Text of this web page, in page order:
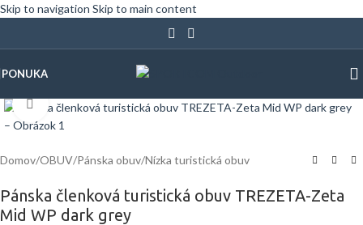
Skip to navigation Skip to main content
PONUKA
Klinite pre zväčšenie
Domov/OBUV/Pánska obuv/Nízka turistická obuv
Pánska členková turistická obuv TREZETA-Zeta
Mid WP dark grey